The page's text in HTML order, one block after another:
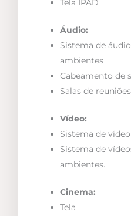
Tela IPAD
Áudio:
Sistema de
ambientes
Cabeamento de
Salas de reuniões
Vídeo:
Sistema de vídeo
Sistema de
ambientes.
Cinema:
Tela